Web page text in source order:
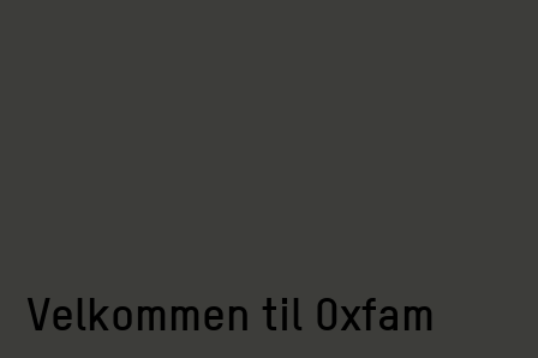
Velkommen til Oxfam